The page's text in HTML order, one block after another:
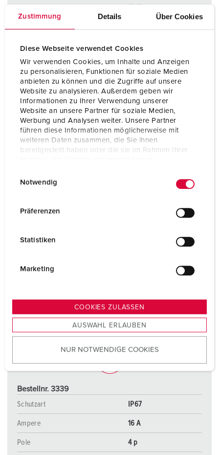
Zustimmung Details Über Cookies
Diese Webseite verwendet Cookies
Wir verwenden Cookies, um Inhalte und Anzeigen
zu personalisieren, Funktionen für soziale Medien
anbieten zu können und die Zugriffe auf unsere
Website zu analysieren. Außerdem geben wir
Informationen zu Ihrer Verwendung unserer
Website an unsere Partner für soziale Medien,
Werbung und Analysen weiter. Unsere Partner
führen diese Informationen möglicherweise mit
weiteren Daten zusammen, die Sie ihnen
bereitgestellt haben oder die sie im Rahmen Ihrer
s
u
w
Notwendig
Präferenzen
Statistiken
Marketing
COOKIES ZULASSEN
AUSWAHL ERLAUBEN
NUR NOTWENDIGE COOKIES
Pole 5 p
Volt 400 V
Anschlusstechnik Schraubkontakt
ZUM ARTIKEL
Bestellnr. 3339
Schutzart
IP67
Ampere 16 A
Pole 4 p